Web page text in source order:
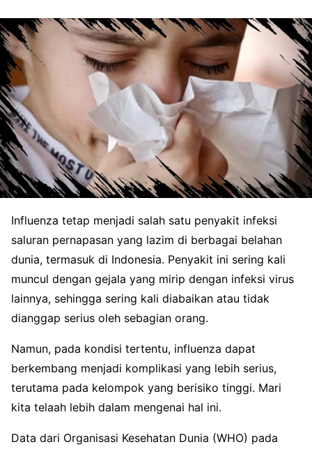
Influenza tetap menjadi salah satu penyakit infeksi
saluran pernapasan yang lazim di berbagai belahan
dunia, termasuk di Indonesia. Penyakit ini sering kali
muncul dengan gejala yang mirip dengan infeksi virus
lainnya, sehingga sering kali diabaikan atau tidak
dianggap serius oleh sebagian orang.
Namun, pada kondisi tertentu, influenza dapat
berkembang menjadi komplikasi yang lebih serius,
terutama pada kelompok yang berisiko tinggi. Mari
kita telaah lebih dalam mengenai hal ini.
Data dari Organisasi Kesehatan Dunia (WHO) pada